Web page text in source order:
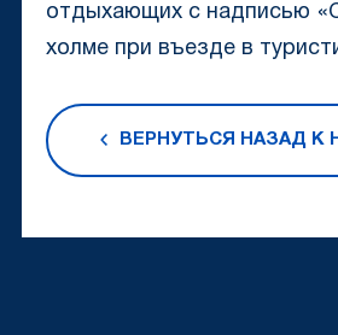
отдыхающих с надписью
холме при въезде в
ВЕРНУТЬСЯ НАЗАД К